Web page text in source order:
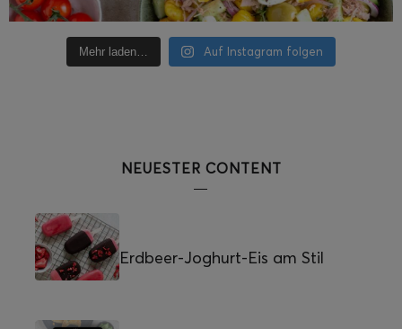
Mehr laden… Auf Instagram folgen
NEUESTER CONTENT
Erdbeer-Joghurt-Eis am Stil